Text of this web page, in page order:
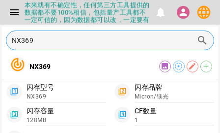
menu
本来就有不确定性，任何第三方工具提供的
数据都不要100%相信，包括量产工具都不
一定可信的，因为数据都可以改，一定要有
正确的认知，不要随大流
迎积极反馈，Flashinfo尽量维护最正确的
指导性数据
签啦，使用更加丝滑，快点击下载吧
下载服务会暂停一段时间才能恢复
▪Flashinfo提供的所有数据仅供参考，DIY
本来就有不确定性，任何第三方工具提供的
数据都不要100%相信，包括量产工具都不
一定可信的，因为数据都可以改，一定要有
正确的认知，不要随大流
notifications person language
search
track_changes NX369 image filter_tilt_shift edit add
filter_1
闪存型号
NX369
filter_2
闪存品牌
Micron/镁光
filter_3
闪存容量
128MB
filter_4
CE数量
1